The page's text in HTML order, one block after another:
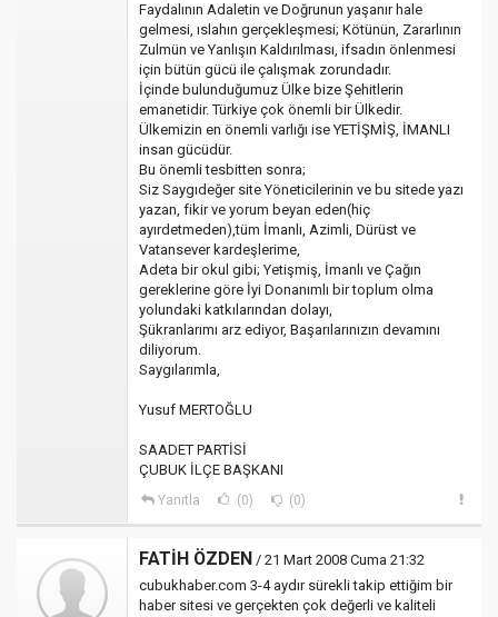
Faydalının Adaletin ve Doğrunun yaşanır hale
gelmesi, ıslahın gerçekleşmesi; Kötünün, Zararlının
Zulmün ve Yanlışın Kaldırılması, ifsadın önlenmesi
için bütün gücü ile çalışmak zorundadır.
İçinde bulunduğumuz Ülke bize Şehitlerin
emanetidir. Türkiye çok önemli bir Ülkedir.
Ülkemizin en önemli varlığı ise YETİŞMİŞ, İMANLI
insan gücüdür.
Bu önemli tesbitten sonra;
Siz Saygıdeğer site Yöneticilerinin ve bu sitede yazı
yazan, fikir ve yorum beyan eden(hiç
ayırdetmeden),tüm İmanlı, Azimli, Dürüst ve
Vatansever kardeşlerime,
Adeta bir okul gibi; Yetişmiş, İmanlı ve Çağın
gereklerine göre İyi Donanımlı bir toplum olma
yolundaki katkılarından dolayı,
Şükranlarımı arz ediyor, Başarılarınızın devamını
diliyorum.
Saygılarımla,
Yusuf MERTOĞLU
SAADET PARTİSİ
ÇUBUK İLÇE BAŞKANI
Yanıtla (0) (0)
FATİH ÖZDEN / 21 Mart 2008 Cuma 21:32
cubukhaber.com 3-4 aydır sürekli takip ettiğim bir
haber sitesi ve gerçekten çok değerli ve kaliteli